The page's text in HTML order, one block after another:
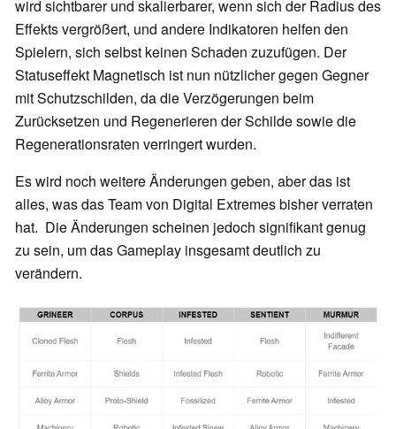
wird sichtbarer und skalierbarer, wenn sich der Radius des
Effekts vergrößert, und andere Indikatoren helfen den
Spielern, sich selbst keinen Schaden zuzufügen. Der
Statuseffekt Magnetisch ist nun nützlicher gegen Gegner
mit Schutzschilden, da die Verzögerungen beim
Zurücksetzen und Regenerieren der Schilde sowie die
Regenerationsraten verringert wurden.
Es wird noch weitere Änderungen geben, aber das ist
alles, was das Team von Digital Extremes bisher verraten
hat. Die Änderungen scheinen jedoch signifikant genug
zu sein, um das Gameplay insgesamt deutlich zu
verändern.